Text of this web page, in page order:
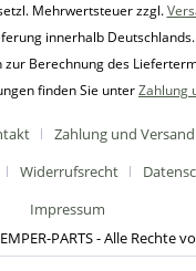
Mehrwertsteuer zzgl.
innerhalb Deutschlands.
Berechnung des
finden Sie unterZahlung
Zahlung und Versand
Widerrufsrecht
Impressum
PARTS - Alle Rechte